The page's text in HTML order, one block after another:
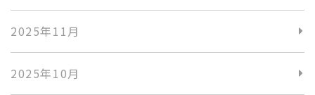
2025年11月
2025年10月